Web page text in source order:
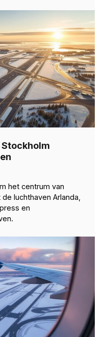
het centrum van
luchthaven Arlanda,
en